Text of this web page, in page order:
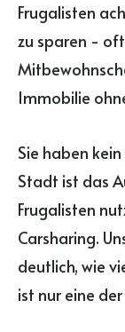
Frugalisten
zu sparen -
Immobilie
Sie haben
Stadt ist das
Frugalisten
Carsharing.
deutlich, wie
ist nur eine